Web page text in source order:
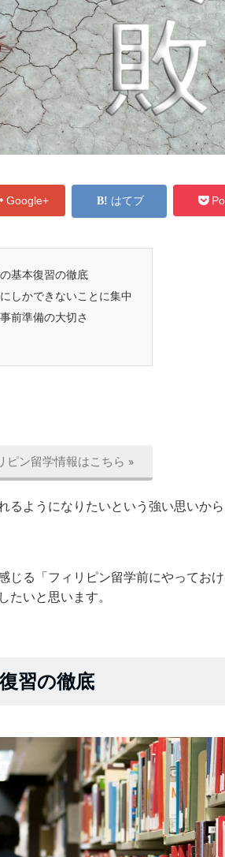
Google+ はてブ
基本復習の徹底
しかできないことに集中
前準備の大切さ
ピン留学情報はこちら »
るようになりたいという強い思いか
じる「フィリピン留学前にやってお
たいと思います。
習の徹底